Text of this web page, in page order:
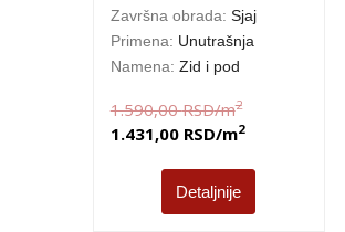
Završna obrada: Sjaj
Primena: Unutrašnja
Namena: Zid i pod
1.590,00RSD/m2
1.431,00 RSD/m2
Detaljnije